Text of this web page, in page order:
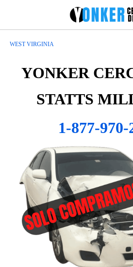
WEST VIRGINIA
YONKER
STATTS
1-877-970-